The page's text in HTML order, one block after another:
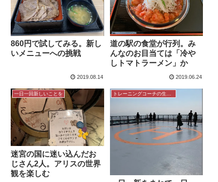
860円で試してみる。新し
いメニューへの挑戦
2019.08.14
道の駅の食堂が行列。み
んなのお目当ては「冷や
しトマトラーメン」か
2019.06.24
一日一回新しいことを
迷宮の国に迷い込んだお
じさん2人。アリスの世界
観を楽しむ
トレーニングコーチの生き方